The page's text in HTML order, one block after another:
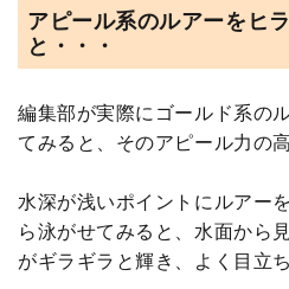
アピール系のルアーをヒ
と・・・
編集部が実際にゴールド系の
てみると、そのアピール力の
水深が浅いポイントにルアー
ら泳がせてみると、水面から
がギラギラと輝き、よく目立